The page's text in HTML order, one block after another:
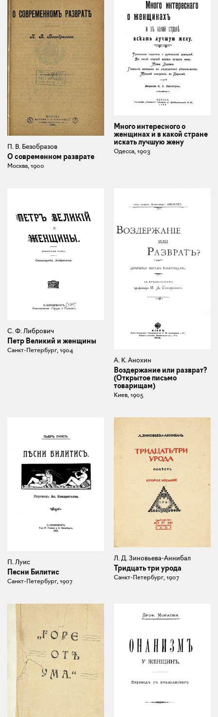
П. В. Безобразов
О современном разврате
Москва, 1900
Много интересного о
женщинах и в какой стране
искать лучшую жену
Одесса, 1903
С. Ф. Либрович
Петр Великий и женщины
Санкт-Петербург, 1904
А. К. Анохин
Воздержание или разврат?
(Открытое письмо
товарищам)
Киев, 1905
П. Луис
Песни Билитис
Санкт-Петербург, 1907
Л. Д. Зиновьева-Аннибал
Тридцать три урода
Санкт-Петербург, 1907